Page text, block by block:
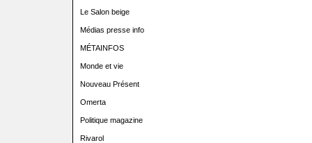
Le Salon beige
Médias presse info
MÉTAINFOS
Monde et vie
Nouveau Présent
Omerta
Politique magazine
Rivarol